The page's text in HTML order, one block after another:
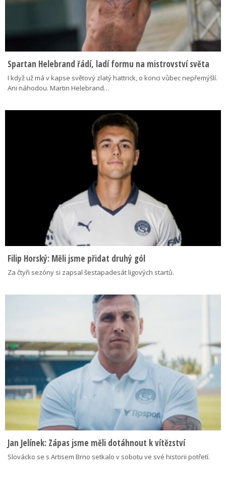
Spartan Helebrand řádí, ladí formu na mistrovství světa
I když už má v kapse světový zlatý hattrick, o konci vůbec nepřemýšlí.
Ani náhodou. Martin Helebrand…
Filip Horský: Měli jsme přidat druhý gól
Za čtyři sezóny si zapsal šestapadesát ligových startů.
Jan Jelínek: Zápas jsme měli dotáhnout k vítězství
Slovácko se s Artisem Brno setkalo v sobotu ve své historii potřetí.